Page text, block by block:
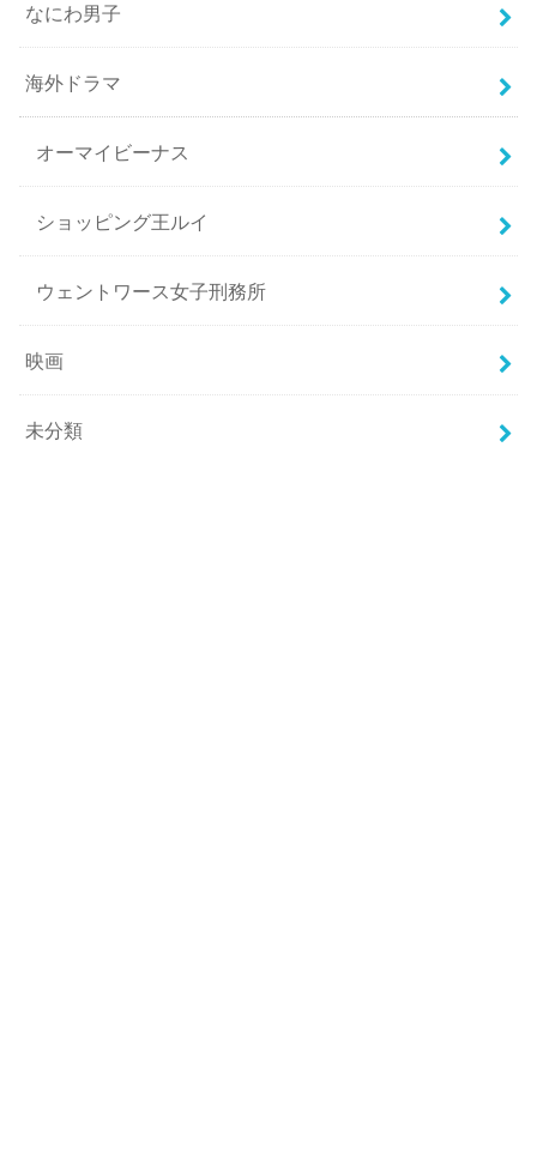
なにわ男子
海外ドラマ
オーマイビーナス
ショッピング王ルイ
ウェントワース女子刑務所
映画
未分類